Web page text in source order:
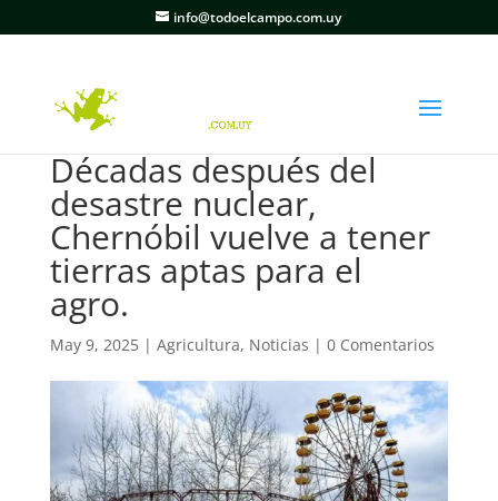
info@todoelcampo.com.uy
Décadas después del
desastre nuclear,
Chernóbil vuelve a tener
tierras aptas para el
agro.
May 9, 2025| Agricultura, Noticias | 0 Comentarios